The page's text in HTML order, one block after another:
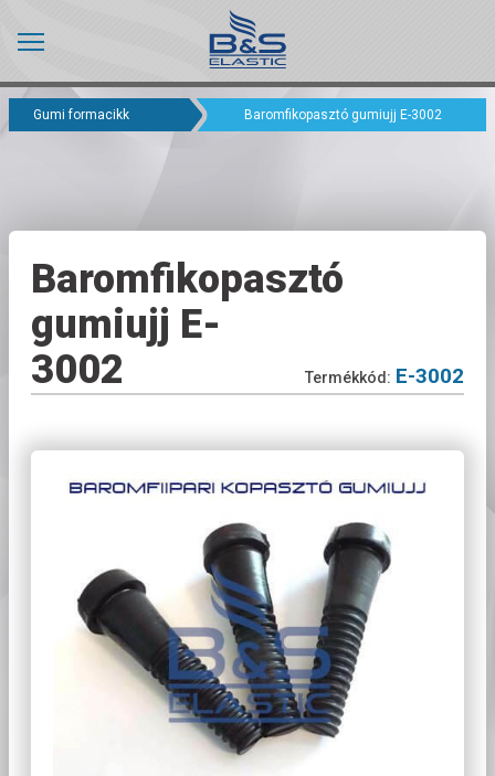
Gumi formacikk Baromfikopasztó gumiujj E-3002
Baromfikopasztó
gumiujj E-
3002
Termékkód E-3002